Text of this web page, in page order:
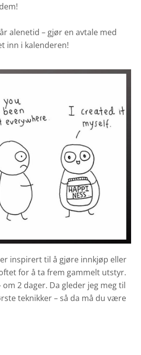
alenetid – gjør en avtale med
inn i kalenderen!
inspirert til å gjøre innkjøp eller
for å ta frem gammelt utstyr.
om 2 dager. Da gleder jeg meg til
teknikker – så da må du være